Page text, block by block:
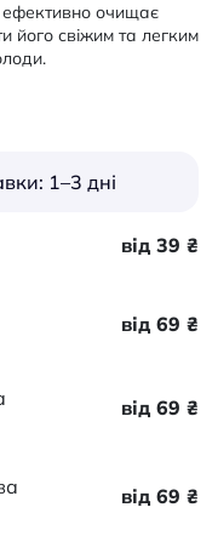
ефективно очищає
його свіжим та легким
1–3 дні
від 39 ₴
від 69 ₴
від 69 ₴
від 69 ₴